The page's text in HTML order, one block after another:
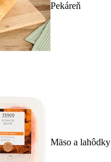
Pekáreň
Mäso a lahôdky